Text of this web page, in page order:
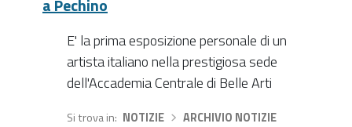
a Pechino
E' la prima esposizione personale di un
artista italiano nella prestigiosa sede
dell'Accademia Centrale di Belle Arti
Si trova in NOTIZIE›
ARCHIVIO NOTIZIE